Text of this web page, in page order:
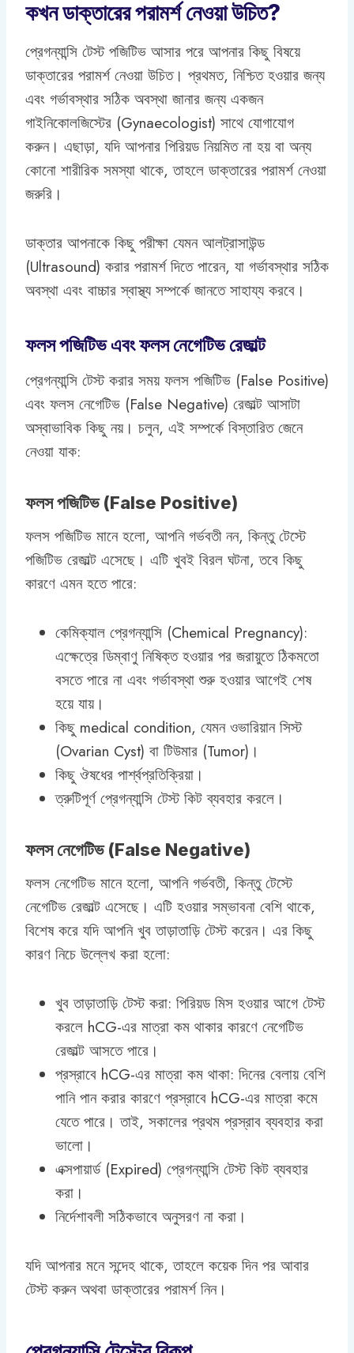
কখন ডাক্তারের পরামর্শ নেওয়া উচিত?
প্রেগন্যান্সি টেস্ট পজিটিভ আসার পরে আপনার কিছু বিষয়ে
ডাক্তারের পরামর্শ নেওয়া উচিত। প্রথমত, নিশ্চিত হওয়ার জন্য
এবং গর্ভাবস্থার সঠিক অবস্থা জানার জন্য একজন
গাইনিকোলজিস্টের (Gynaecologist) সাথে যোগাযোগ
করুন। এছাড়া, যদি আপনার পিরিয়ড নিয়মিত না হয় বা অন্য
কোনো শারীরিক সমস্যা থাকে, তাহলে ডাক্তারের পরামর্শ নেওয়া
জরুরি।
ডাক্তার আপনাকে কিছু পরীক্ষা যেমন আলট্রাসাউন্ড
(Ultrasound) করার পরামর্শ দিতে পারেন, যা গর্ভাবস্থার সঠিক
অবস্থা এবং বাচ্চার স্বাস্থ্য সম্পর্কে জানতে সাহায্য করবে।
ফলস পজিটিভ এবং ফলস নেগেটিভ রেজাল্ট
প্রেগন্যান্সি টেস্ট করার সময় ফলস পজিটিভ (False Positive)
এবং ফলস নেগেটিভ (False Negative) রেজাল্ট আসাটা
অস্বাভাবিক কিছু নয়। চলুন, এই সম্পর্কে বিস্তারিত জেনে
নেওয়া যাক:
ফলস পজিটিভ (False Positive)
ফলস পজিটিভ মানে হলো, আপনি গর্ভবতী নন, কিন্তু টেস্টে
পজিটিভ রেজাল্ট এসেছে। এটি খুবই বিরল ঘটনা, তবে কিছু
কারণে এমন হতে পারে:
কেমিক্যাল প্রেগন্যান্সি (Chemical Pregnancy):
এক্ষেত্রে ডিম্বাণু নিষিক্ত হওয়ার পর জরায়ুতে ঠিকমতো
বসতে পারে না এবং গর্ভাবস্থা শুরু হওয়ার আগেই শেষ
হয়ে যায়।
কিছু medical condition, যেমন ওভারিয়ান সিস্ট
(Ovarian Cyst) বা টিউমার (Tumor)।
কিছু ঔষধের পার্শ্বপ্রতিক্রিয়া।
ত্রুটিপূর্ণ প্রেগন্যান্সি টেস্ট কিট ব্যবহার করলে।
ফলস নেগেটিভ (False Negative)
ফলস নেগেটিভ মানে হলো, আপনি গর্ভবতী, কিন্তু টেস্টে
নেগেটিভ রেজাল্ট এসেছে। এটি হওয়ার সম্ভাবনা বেশি থাকে,
বিশেষ করে যদি আপনি খুব তাড়াতাড়ি টেস্ট করেন। এর কিছু
কারণ নিচে উল্লেখ করা হলো:
খুব তাড়াতাড়ি টেস্ট করা: পিরিয়ড মিস হওয়ার আগে টেস্ট
করলে hCG-এর মাত্রা কম থাকার কারণে নেগেটিভ
রেজাল্ট আসতে পারে।
প্রস্রাবে hCG-এর মাত্রা কম থাকা: দিনের বেলায় বেশি
পানি পান করার কারণে প্রস্রাবে hCG-এর মাত্রা কমে
যেতে পারে। তাই, সকালের প্রথম প্রস্রাব ব্যবহার করা
ভালো।
এক্সপায়ার্ড (Expired) প্রেগন্যান্সি টেস্ট কিট ব্যবহার
করা।
নির্দেশাবলী সঠিকভাবে অনুসরণ না করা।
যদি আপনার মনে সন্দেহ থাকে, তাহলে কয়েক দিন পর আবার
টেস্ট করুন অথবা ডাক্তারের পরামর্শ নিন।